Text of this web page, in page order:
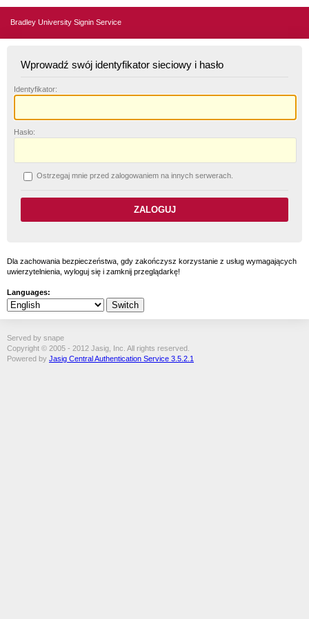
Bradley University Signin Service
Wprowadź swój identyfikator sieciowy i hasło
Identyfikator:
Hasło:
Ostrzegaj mnie przed zalogowaniem na innych serwerach.
Dla zachowania bezpieczeństwa, gdy zakończysz korzystanie z usług wymagających
uwierzytelnienia, wyloguj się i zamknij przeglądarkę!
Languages:
Served by snape
Copyright © 2005 - 2012 Jasig, Inc. All rights reserved.
Powered by Jasig Central Authentication Service 3.5.2.1